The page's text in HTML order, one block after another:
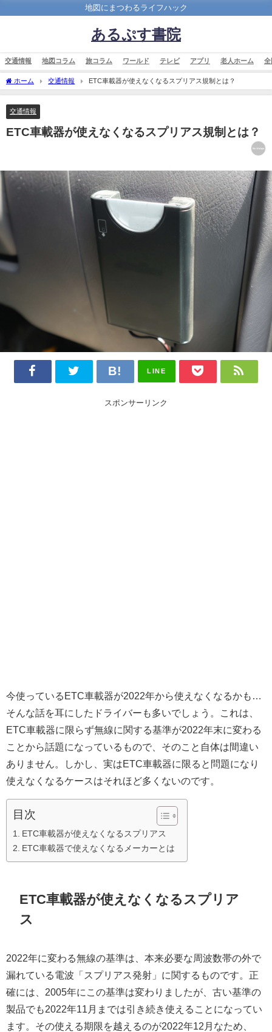
地図にまつわるライフハック
あるぷす書院
交通情報 地図コラム 旅コラム ワールド テレビ アプリ 老人ホーム 全
ホーム 交通情報 ETC車載器が使えなくなるスプリアス規制とは？
交通情報
ETC車載器が使えなくなるスプリアス規制とは？
LINE
スポンサーリンク
今使っているETC車載器が2022年から使えなくなるかも…
そんな話を耳にしたドライバーも多いでしょう。これは、
ETC車載器に限らず無線に関する基準が2022年末に変わる
ことから話題になっているもので、そのこと自体は間違い
ありません。しかし、実はETC車載器に限ると問題になり
使えなくなるケースはそれほど多くないのです。
目次
ETC車載器が使えなくなるスプリアス
ETC車載器で使えなくなるメーカーとは
ETC車載器が使えなくなるスプリア
ス
2022年に変わる無線の基準は、本来必要な周波数帯の外で
漏れている電波「スプリアス発射」に関するものです。正
確には、2005年にこの基準は変わりましたが、古い基準の
製品でも2022年11月までは引き続き使えることになってい
ます。その使える期限を越えるのが2022年12月なため、